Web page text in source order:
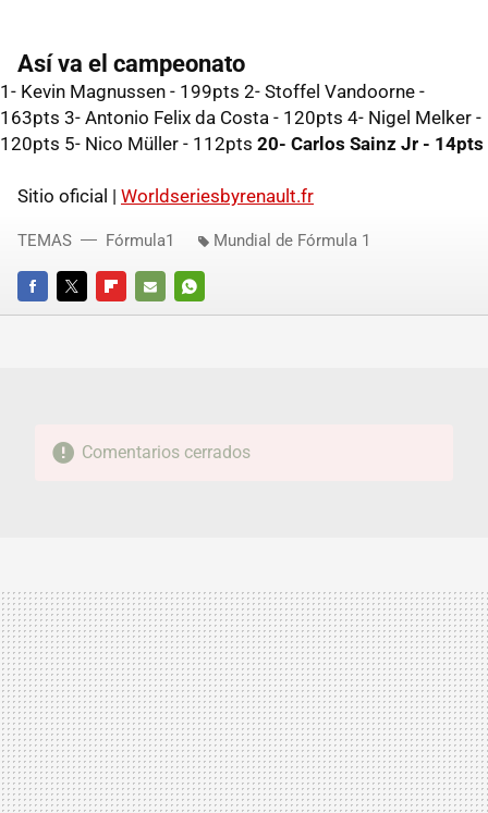
Así va el campeonato
1- Kevin Magnussen - 199pts 2- Stoffel Vandoorne -
163pts 3- Antonio Felix da Costa - 120pts 4- Nigel Melker -
120pts 5- Nico Müller - 112pts 20- Carlos Sainz Jr - 14pts
Sitio oficial | Worldseriesbyrenault.fr
FACEBOOKTWITTERFLIPBOARD
E-
WHATSAPP
TEMAS Fórmula1 Mundial de Fórmula 1
Comentarios cerrados